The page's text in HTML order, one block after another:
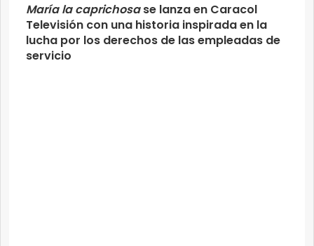
María la caprichosase lanza en Caracol
Televisión con una historia inspirada en la
lucha por los derechos de las empleadas de
servicio